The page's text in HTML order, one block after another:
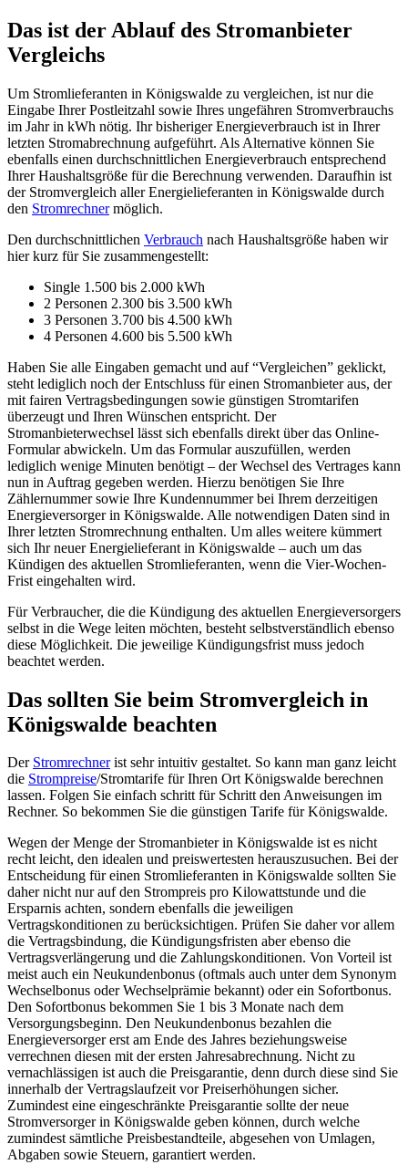
Das ist der Ablauf des Stromanbieter
Vergleichs
Um Stromlieferanten in Königswalde zu vergleichen, ist nur die
Eingabe Ihrer Postleitzahl sowie Ihres ungefähren Stromverbrauchs
im Jahr in kWh nötig. Ihr bisheriger Energieverbrauch ist in Ihrer
letzten Stromabrechnung aufgeführt. Als Alternative können Sie
ebenfalls einen durchschnittlichen Energieverbrauch entsprechend
Ihrer Haushaltsgröße für die Berechnung verwenden. Daraufhin ist
der Stromvergleich aller Energielieferanten in Königswalde durch
den Stromrechnermöglich.
Den durchschnittlichen Verbrauch nach Haushaltsgröße haben wir
hier kurz für Sie zusammengestellt:
Single 1.500 bis 2.000 kWh
2 Personen 2.300 bis 3.500 kWh
3 Personen 3.700 bis 4.500 kWh
4 Personen 4.600 bis 5.500 kWh
Haben Sie alle Eingaben gemacht und auf “Vergleichen” geklickt,
steht lediglich noch der Entschluss für einen Stromanbieter aus, der
mit fairen Vertragsbedingungen sowie günstigen Stromtarifen
überzeugt und Ihren Wünschen entspricht. Der
Stromanbieterwechsel lässt sich ebenfalls direkt über das Online-
Formular abwickeln. Um das Formular auszufüllen, werden
lediglich wenige Minuten benötigt – der Wechsel des Vertrages kann
nun in Auftrag gegeben werden. Hierzu benötigen Sie Ihre
Zählernummer sowie Ihre Kundennummer bei Ihrem derzeitigen
Energieversorger in Königswalde. Alle notwendigen Daten sind in
Ihrer letzten Stromrechnung enthalten. Um alles weitere kümmert
sich Ihr neuer Energielieferant in Königswalde – auch um das
Kündigen des aktuellen Stromlieferanten, wenn die Vier-Wochen-
Frist eingehalten wird.
Für Verbraucher, die die Kündigung des aktuellen Energieversorgers
selbst in die Wege leiten möchten, besteht selbstverständlich ebenso
diese Möglichkeit. Die jeweilige Kündigungsfrist muss jedoch
beachtet werden.
Das sollten Sie beim Stromvergleich in
Königswalde beachten
Der Stromrechnerist sehr intuitiv gestaltet. So kann man ganz leicht
die Strompreise/Stromtarife für Ihren Ort Königswalde berechnen
lassen. Folgen Sie einfach schritt für Schritt den Anweisungen im
Rechner. So bekommen Sie die günstigen Tarife für Königswalde.
Wegen der Menge der Stromanbieter in Königswalde ist es nicht
recht leicht, den idealen und preiswertesten herauszusuchen. Bei der
Entscheidung für einen Stromlieferanten in Königswalde sollten Sie
daher nicht nur auf den Strompreis pro Kilowattstunde und die
Ersparnis achten, sondern ebenfalls die jeweiligen
Vertragskonditionen zu berücksichtigen. Prüfen Sie daher vor allem
die Vertragsbindung, die Kündigungsfristen aber ebenso die
Vertragsverlängerung und die Zahlungskonditionen. Von Vorteil ist
meist auch ein Neukundenbonus (oftmals auch unter dem Synonym
Wechselbonus oder Wechselprämie bekannt) oder ein Sofortbonus.
Den Sofortbonus bekommen Sie 1 bis 3 Monate nach dem
Versorgungsbeginn. Den Neukundenbonus bezahlen die
Energieversorger erst am Ende des Jahres beziehungsweise
verrechnen diesen mit der ersten Jahresabrechnung. Nicht zu
vernachlässigen ist auch die Preisgarantie, denn durch diese sind Sie
innerhalb der Vertragslaufzeit vor Preiserhöhungen sicher.
Zumindest eine eingeschränkte Preisgarantie sollte der neue
Stromversorger in Königswalde geben können, durch welche
zumindest sämtliche Preisbestandteile, abgesehen von Umlagen,
Abgaben sowie Steuern, garantiert werden.